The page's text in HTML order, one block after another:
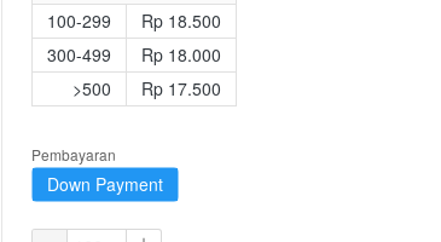
100-299
300-499
>500
Rp 18.500
Rp 18.000
Rp 17.500
Pembayaran
Down Payment